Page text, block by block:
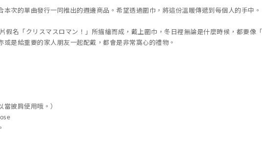
本次的單曲發行一同推出的週邊商品。希望透過圍巾，將這份溫暖傳遞到每個人的手中。
假名「クリスマスロマン！」所描繪而成，戴上圍巾，冬日裡無論是什麼時候，都要像
或是給重要的家人朋友一起配戴，都會是非常窩心的禮物。
披肩使用哦。）